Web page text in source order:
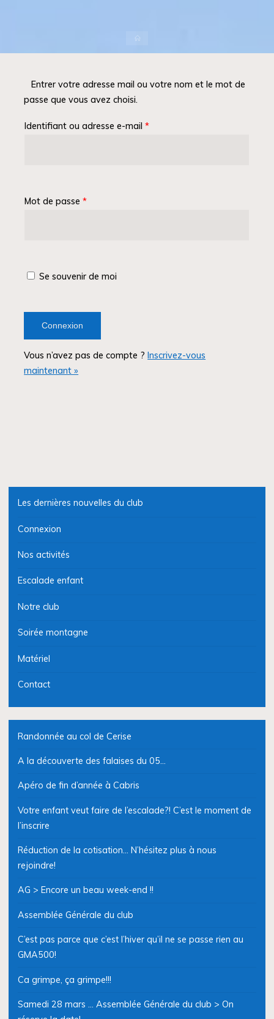
Entrer votre adresse mail ou votre nom et le mot de
passe que vous avez choisi.
Identifiant ou adresse e-mail*
Mot de passe*
Se souvenir de moi
Vous n’avez pas de compte ?Inscrivez-vous
maintenant »
Les dernières nouvelles du club
Connexion
Nos activités
Escalade enfant
Notre club
Soirée montagne
Matériel
Contact
Randonnée au col de Cerise
A la découverte des falaises du 05…
Apéro de fin d’année à Cabris
Votre enfant veut faire de l’escalade?! C’est le moment de
l’inscrire
Réduction de la cotisation… N’hésitez plus à nous
rejoindre!
AG > Encore un beau week-end !!
Assemblée Générale du club
C’est pas parce que c’est l’hiver qu’il ne se passe rien au
GMA500!
Ca grimpe, ça grimpe!!!
Samedi 28 mars … Assemblée Générale du club > On